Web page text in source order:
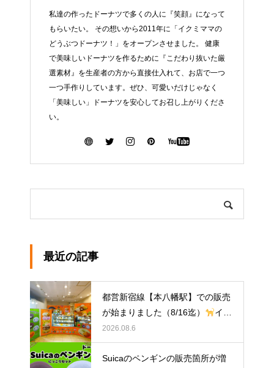
私達の作ったドーナツで多くの人に『笑顔』になって
もらいたい。 その想いから2011年に「イクミママの
どうぶつドーナツ！」をオープンさせました。 健康
で美味しいドーナツを作るために『こだわり抜いた厳
選素材』を生産者の方から直接仕入れて、お店で一つ
一つ手作りしています。ぜひ、可愛いだけじゃなく
「美味しい」ドーナツを安心してお召し上がりくださ
い。
最近の記事
都営新宿線【本八幡駅】での販売
が始まりました（8/16迄）
イク
ミママのどうぶつドーナツ
2026.08.6
Suicaのペンギンの販売箇所が増